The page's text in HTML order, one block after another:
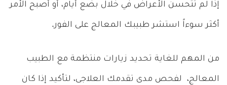
إذا لم تتحسن الأعراض في خلال بضع أيام، أو أصبح الأمر
أكثر سوءاً استشر طبيبك المعالج على الفور.
من المهم للغاية تحديد زيارات منتظمة مع الطبيب
المعالج، لفحص مدى تقدمك العلاجى، لتأكيد إذا كان